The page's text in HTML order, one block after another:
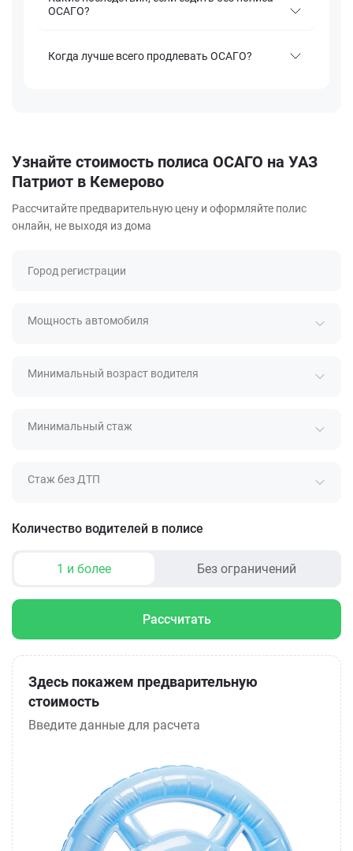
ОСАГО?
Когда лучше всего продлевать ОСАГО?
Узнайте стоимость полиса ОСАГО на УАЗ
Патриот в Кемерово
Рассчитайте предварительную цену и оформляйте полис
онлайн, не выходя из дома
Город регистрации
Мощность автомобиля
Минимальный возраст водителя
Минимальный стаж
Стаж без ДТП
Количество водителей в полисе
1 и более Без ограничений
Рассчитать
Здесь покажем предварительную
стоимость
Введите данные для расчета